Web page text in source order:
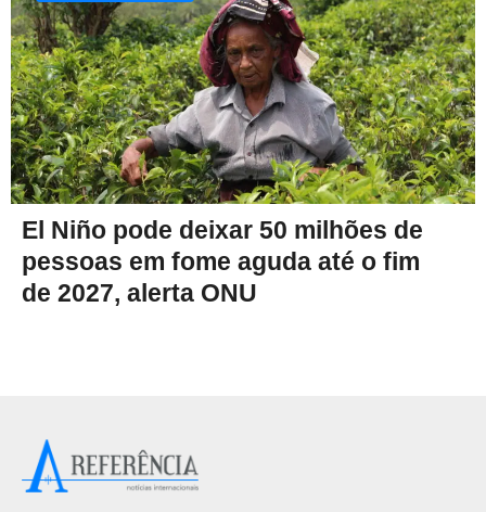
El Niño pode deixar 50 milhões de
pessoas em fome aguda até o fim
de 2027, alerta ONU